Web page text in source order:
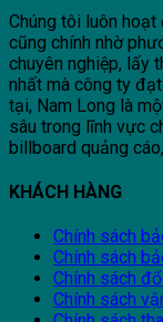
Chúng tôi luôn
cũng chính nhờ
chuyên nghiệp, lấy
nhất mà công ty
tại, Nam Long là
sâu trong lĩnh vực
billboard quảng
KHÁCH HÀNG
Chính sách
Chính sách
Chính sách
Chính sách